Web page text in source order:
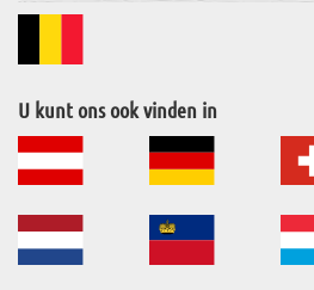
U kunt ons ook vinden in